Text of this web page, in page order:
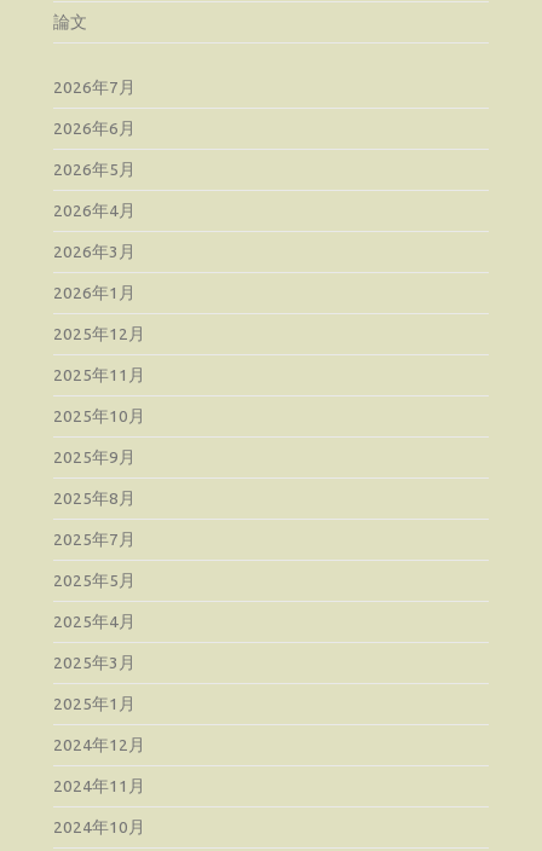
論文
2026年7月
2026年6月
2026年5月
2026年4月
2026年3月
2026年1月
2025年12月
2025年11月
2025年10月
2025年9月
2025年8月
2025年7月
2025年5月
2025年4月
2025年3月
2025年1月
2024年12月
2024年11月
2024年10月